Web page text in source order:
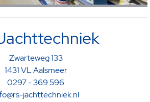
Zwarteweg 133
1431 VL Aalsmeer
0297 - 369 596
jachttechniek.nl